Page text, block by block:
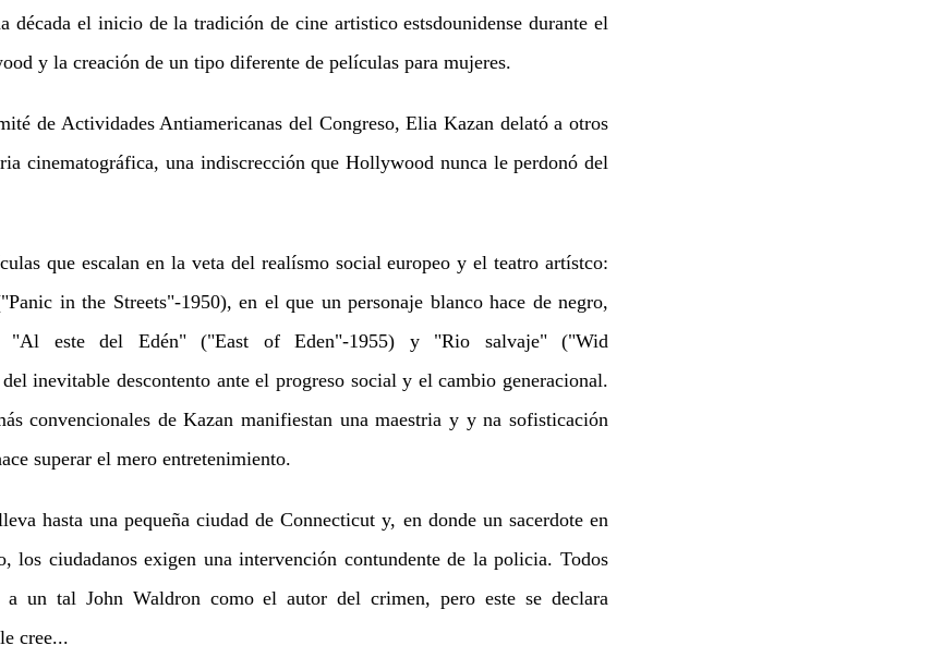
década el inicio de la tradición de cine artistico estsdounidense durante el
y la creación de un tipo diferente de películas para mujeres.
de Actividades Antiamericanas del Congreso, Elia Kazan delató a otros
cinematográfica, una indiscrección que Hollywood nunca le perdonó del
que escalan en la veta del realísmo social europeo y el teatro artístco:
in the Streets"-1950), en el que un personaje blanco hace de negro,
"Al este del Edén" ("East of Eden"-1955) y "Rio salvaje" ("Wid
inevitable descontento ante el progreso social y el cambio generacional.
convencionales de Kazan manifiestan una maestria y y na sofisticación
superar el mero entretenimiento.
hasta una pequeña ciudad de Connecticut y, en donde un sacerdote en
los ciudadanos exigen una intervención contundente de la policia. Todos
a un tal John Waldron como el autor del crimen, pero este se declara
cree...